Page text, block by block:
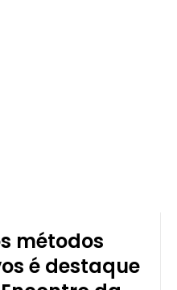
métodos
é destaque